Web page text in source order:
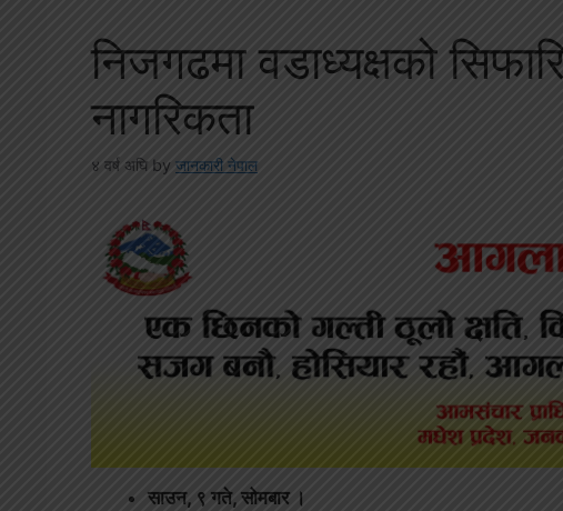
निजगढमा वडाध्यक्षको
नागरिकता
४ वर्ष अघि by जानकारी नेपाल
साउन, ९ गते, सोमबार ।